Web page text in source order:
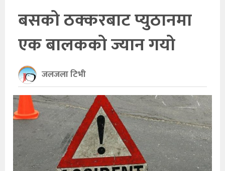
सूचना
प्रविधि
खेलकुद
अन्तर्राष्ट्रिय
थप
बसको ठक्करबाट प्युठानमा
एक बालकको ज्यान गयो
जलजला टिभी